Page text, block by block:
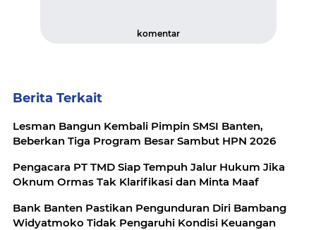
komentar
Berita Terkait
Lesman Bangun Kembali Pimpin SMSI Banten,
Beberkan Tiga Program Besar Sambut HPN 2026
Pengacara PT TMD Siap Tempuh Jalur Hukum Jika
Oknum Ormas Tak Klarifikasi dan Minta Maaf
Bank Banten Pastikan Pengunduran Diri Bambang
Widyatmoko Tidak Pengaruhi Kondisi Keuangan